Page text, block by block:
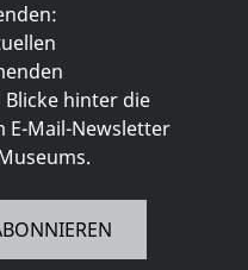
hinter die
E-Mail-Newsletter